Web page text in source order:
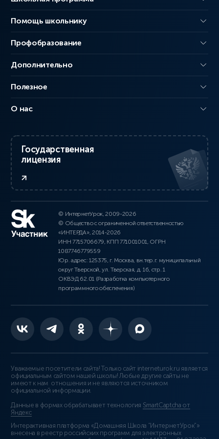
Помощь школьнику
Профобразование
Дополнительно
Полезное
О нас
Государственная
лицензия
© ИнтернетУрок, 2009-2026
© Общество с ограниченной ответственностью
«ИНТЕРДА», 2014-2026
ИНН 7715706679, КПП 771001001, ОГРН
1087746779559
Юр. адрес: 125375, г. Москва, вн.тер.г. муниципальный
округ Тверской, ул. Тверская, д. 16, стр. 1
ОКВЭД 62.01 (Разработка компьютерного
программного обеспечения)
Уважаемые посетители сайта! Только сайт interneturok.ru является
официальным сайтом нашей школы! Любые другие сайты не
имеют к нам отношения и не являются источником
официальной информации.
Данные в формах обрабатывает технология SmartCaptcha от
Яндекс
Интерактивная платформа «Домашняя Школа “ИнтернетУрок”»
внесена в реестр российских программ для электронных